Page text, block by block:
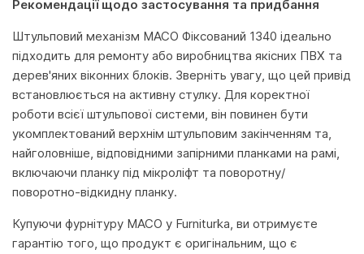
Рекомендації щодо застосування та придбання
Штульповий механізм MACO Фіксований 1340 ідеально
підходить для ремонту або виробництва якісних ПВХ та
дерев'яних віконних блоків. Зверніть увагу, що цей привід
встановлюється на активну стулку. Для коректної
роботи всієї штульпової системи, він повинен бути
укомплектований верхнім штульповим закінченням та,
найголовніше, відповідними запірними планками на рамі,
включаючи планку під мікроліфт та поворотну/
поворотно-відкидну планку.
Купуючи фурнітуру MACO у Furniturka, ви отримуєте
гарантію того, що продукт є оригінальним, що є